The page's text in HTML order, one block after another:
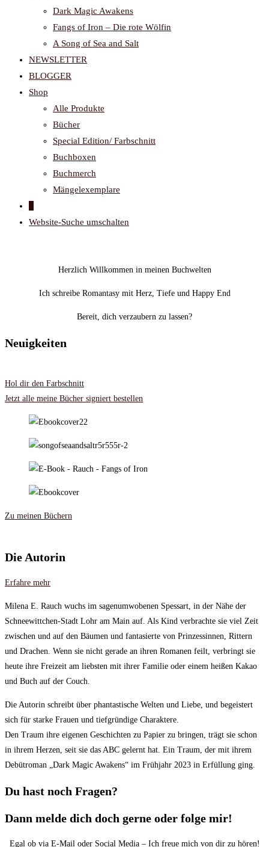
Dark Magic Awakens
Fangs of Iron – Die rote Wölfin
A Song of Sea and Salt
NEWSLETTER
BLOGGER
Shop
Alle Produkte
Bücher
Special Edition/ Farbschnitt
Buchboxen
Buchmerch
Mängelexemplare
Website-Suche umschalten
Herzlich Willkommen in meinen Buchwelten
Ich schreibe Romantasy mit Herz, Tiefe und Happy End
Bereit, dich verzaubern zu lassen?
Neuigkeiten
Hol dir den Farbschnitt
Jetzt alle meine Bücher signiert bestellen
Zu meinen Büchern
Die Autorin
Erfahre mehr
Milena E. Rauch wuchs im sagenumwobenen Spessart, in der Nähe der
Schneewittchen-Stadt Lohr am Main auf. Als Kind verbrachte sie viel Zeit
zwischen und auf den Bäumen und fantasierte von Prinzessinnen, Rittern
und Drachen. Wenn sie nicht gerade an ihren Romanen feilt, verbringt sie
heute ihre Freizeit am liebsten mit ihrer Familie oder einem heißen Kakao
und Buch auf der Couch.
Die Autorin schreibt über phantastische Welten und Liebe, und begeistert
sich für starke Frauen und tiefgründige Charaktere.
Den Traum ihre eigenen Geschichten zu Papier zu bringen, trägt sie schon
in ihrem Herzen, seit sie das ABC gelernt hat. Ein Traum, der mit ihrem
Debütroman „Dark Magic Awakens“ im Frühjahr 2023 in Erfüllung ging.
Du hast noch Fragen?
Dann melde dich doch gerne oder folge mir!
Egal ob via E-Mail oder Social Media – Ich freue mich von dir zu hören!